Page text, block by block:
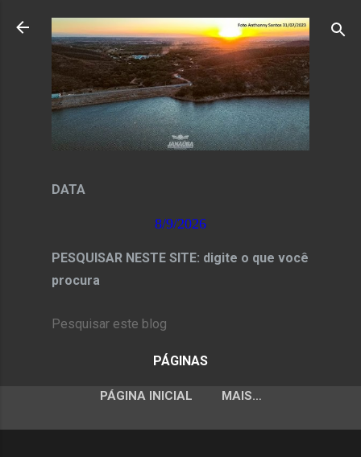
Pular para o conteúdo principal
DATA
8/9/2026
PESQUISAR NESTE SITE: digite o que você
procura
PÁGINAS
PÁGINA INICIAL MAIS…